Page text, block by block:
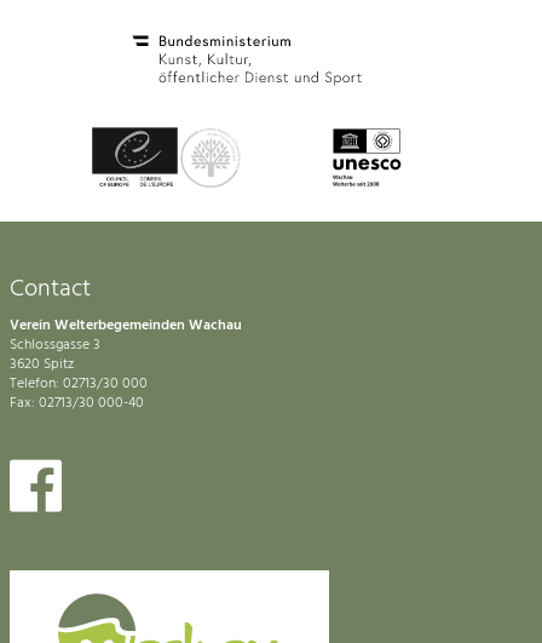
Contact
Verein Welterbegemeinden Wachau
Schlossgasse 3
3620 Spitz
Telefon: 02713/30 000
Fax: 02713/30 000-40